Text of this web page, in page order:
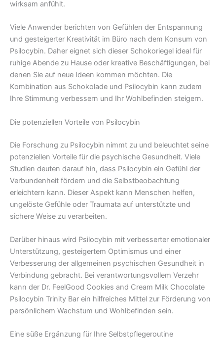
wirksam anfühlt.
Viele Anwender berichten von Gefühlen der Entspannung
und gesteigerter Kreativität im Büro nach dem Konsum von
Psilocybin. Daher eignet sich dieser Schokoriegel ideal für
ruhige Abende zu Hause oder kreative Beschäftigungen, bei
denen Sie auf neue Ideen kommen möchten. Die
Kombination aus Schokolade und Psilocybin kann zudem
Ihre Stimmung verbessern und Ihr Wohlbefinden steigern.
Die potenziellen Vorteile von Psilocybin
Die Forschung zu Psilocybin nimmt zu und beleuchtet seine
potenziellen Vorteile für die psychische Gesundheit. Viele
Studien deuten darauf hin, dass Psilocybin ein Gefühl der
Verbundenheit fördern und die Selbstbeobachtung
erleichtern kann. Dieser Aspekt kann Menschen helfen,
ungelöste Gefühle oder Traumata auf unterstützte und
sichere Weise zu verarbeiten.
Darüber hinaus wird Psilocybin mit verbesserter emotionaler
Unterstützung, gesteigertem Optimismus und einer
Verbesserung der allgemeinen psychischen Gesundheit in
Verbindung gebracht. Bei verantwortungsvollem Verzehr
kann der Dr. FeelGood Cookies and Cream Milk Chocolate
Psilocybin Trinity Bar ein hilfreiches Mittel zur Förderung von
persönlichem Wachstum und Wohlbefinden sein.
Eine süße Ergänzung für Ihre Selbstpflegeroutine